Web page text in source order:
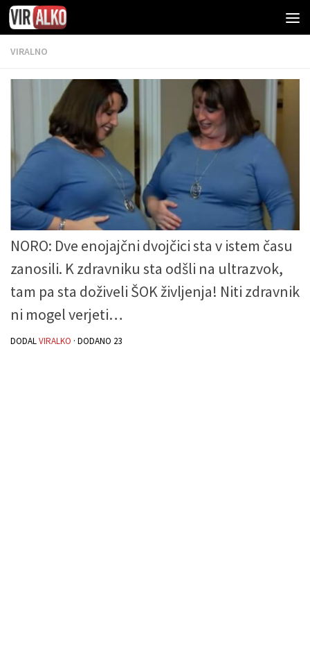
VIRALNO
NORO: Dve enojajčni dvojčici sta v istem času
zanosili. K zdravniku sta odšli na ultrazvok,
tam pa sta doživeli ŠOK življenja! Niti zdravnik
ni mogel verjeti…
DODALVIRALKO · DODANO 23